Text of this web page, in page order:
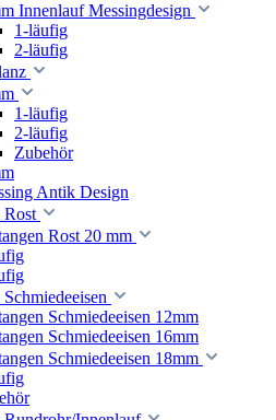
Innenlauf Messingdesign
1-läufig
2-läufig
1-läufig
2-läufig
Zubehör
Antik Design
Rost
Rost 20 mm
Schmiedeeisen 12mm
Schmiedeeisen 16mm
Schmiedeeisen 18mm